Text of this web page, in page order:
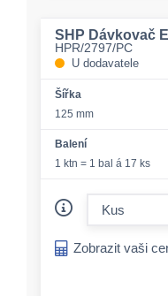
SHP Dávkovač
HPR/2797/PC
U dodavatele
Šířka
125 mm
Balení
1 ktn = 1 bal á 17 ks
Zobrazit vaši